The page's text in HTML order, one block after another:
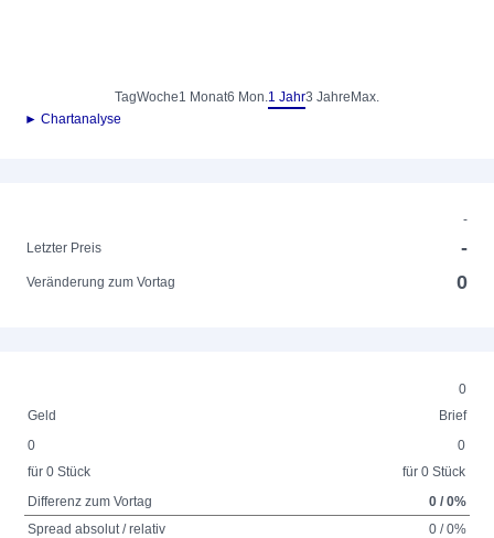
TagWoche1 Monat6 Mon.1 Jahr3 Jahre Max.
► Chartanalyse
-
Letzter Preis
-
Veränderung zum Vortag 0
0
Geld
Brief
0
für 0 Stück
0
für 0 Stück
Differenz zum Vortag
0 / 0%
Spread absolut / relativ
0 / 0%